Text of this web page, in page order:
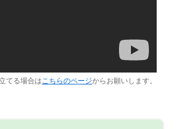
てる場合は こちらのページからお願いします。